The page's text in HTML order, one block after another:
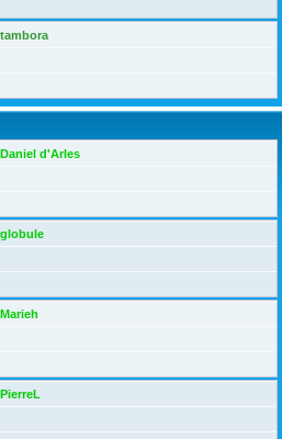
tambora
Daniel d'Arles
globule
Marieh
PierreL